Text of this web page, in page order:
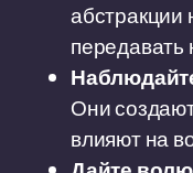
абстракции
Они
влияют на